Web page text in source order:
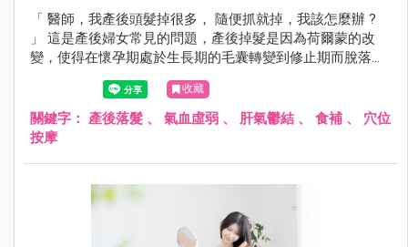
「 醫師，我產後頭髮掉很多， 隨便抓就掉，我該怎麼辦 ?
」 這是產後婦女常見的問題，產後掉髮是因為荷爾蒙的改
變，使得在懷孕期處於生長期的毛囊轉變到修止期而脫落，
通常在產後3到6個月開始，半年後會慢慢恢復，此外情緒壓
力、身心疲勞、氣血虛弱等情形會加劇產後掉髮的情況，如
果產後掉髮持續超過一年或掉髮嚴重 ，就應該尋求中醫師幫
忙調理。
收藏
關鍵字： 產後落髮 、 氣血虛弱 、 肝氣鬱結 、 食補 、 穴位
按摩